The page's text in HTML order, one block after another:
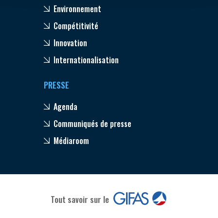
Environnement
Compétitivité
Innovation
Internationalisation
PRESSE
Agenda
Communiqués de presse
Médiaroom
Tout savoir sur le